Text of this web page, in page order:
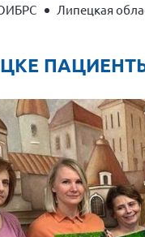
Липецкая